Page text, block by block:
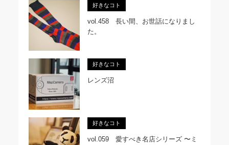
好きなコト
vol.458 長い間、お世話になりまし
た。
好きなコト
レンズ沼
好きなコト
vol.059 愛すべき名店シリーズ 〜ミ